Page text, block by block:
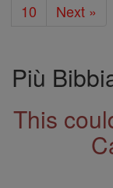
10
Next »
Più
This